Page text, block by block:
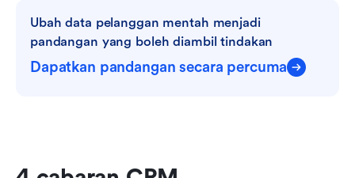
Ubah data pelanggan mentah menjadi
pandangan yang boleh diambil tindakan
Dapatkan pandangan secara percuma